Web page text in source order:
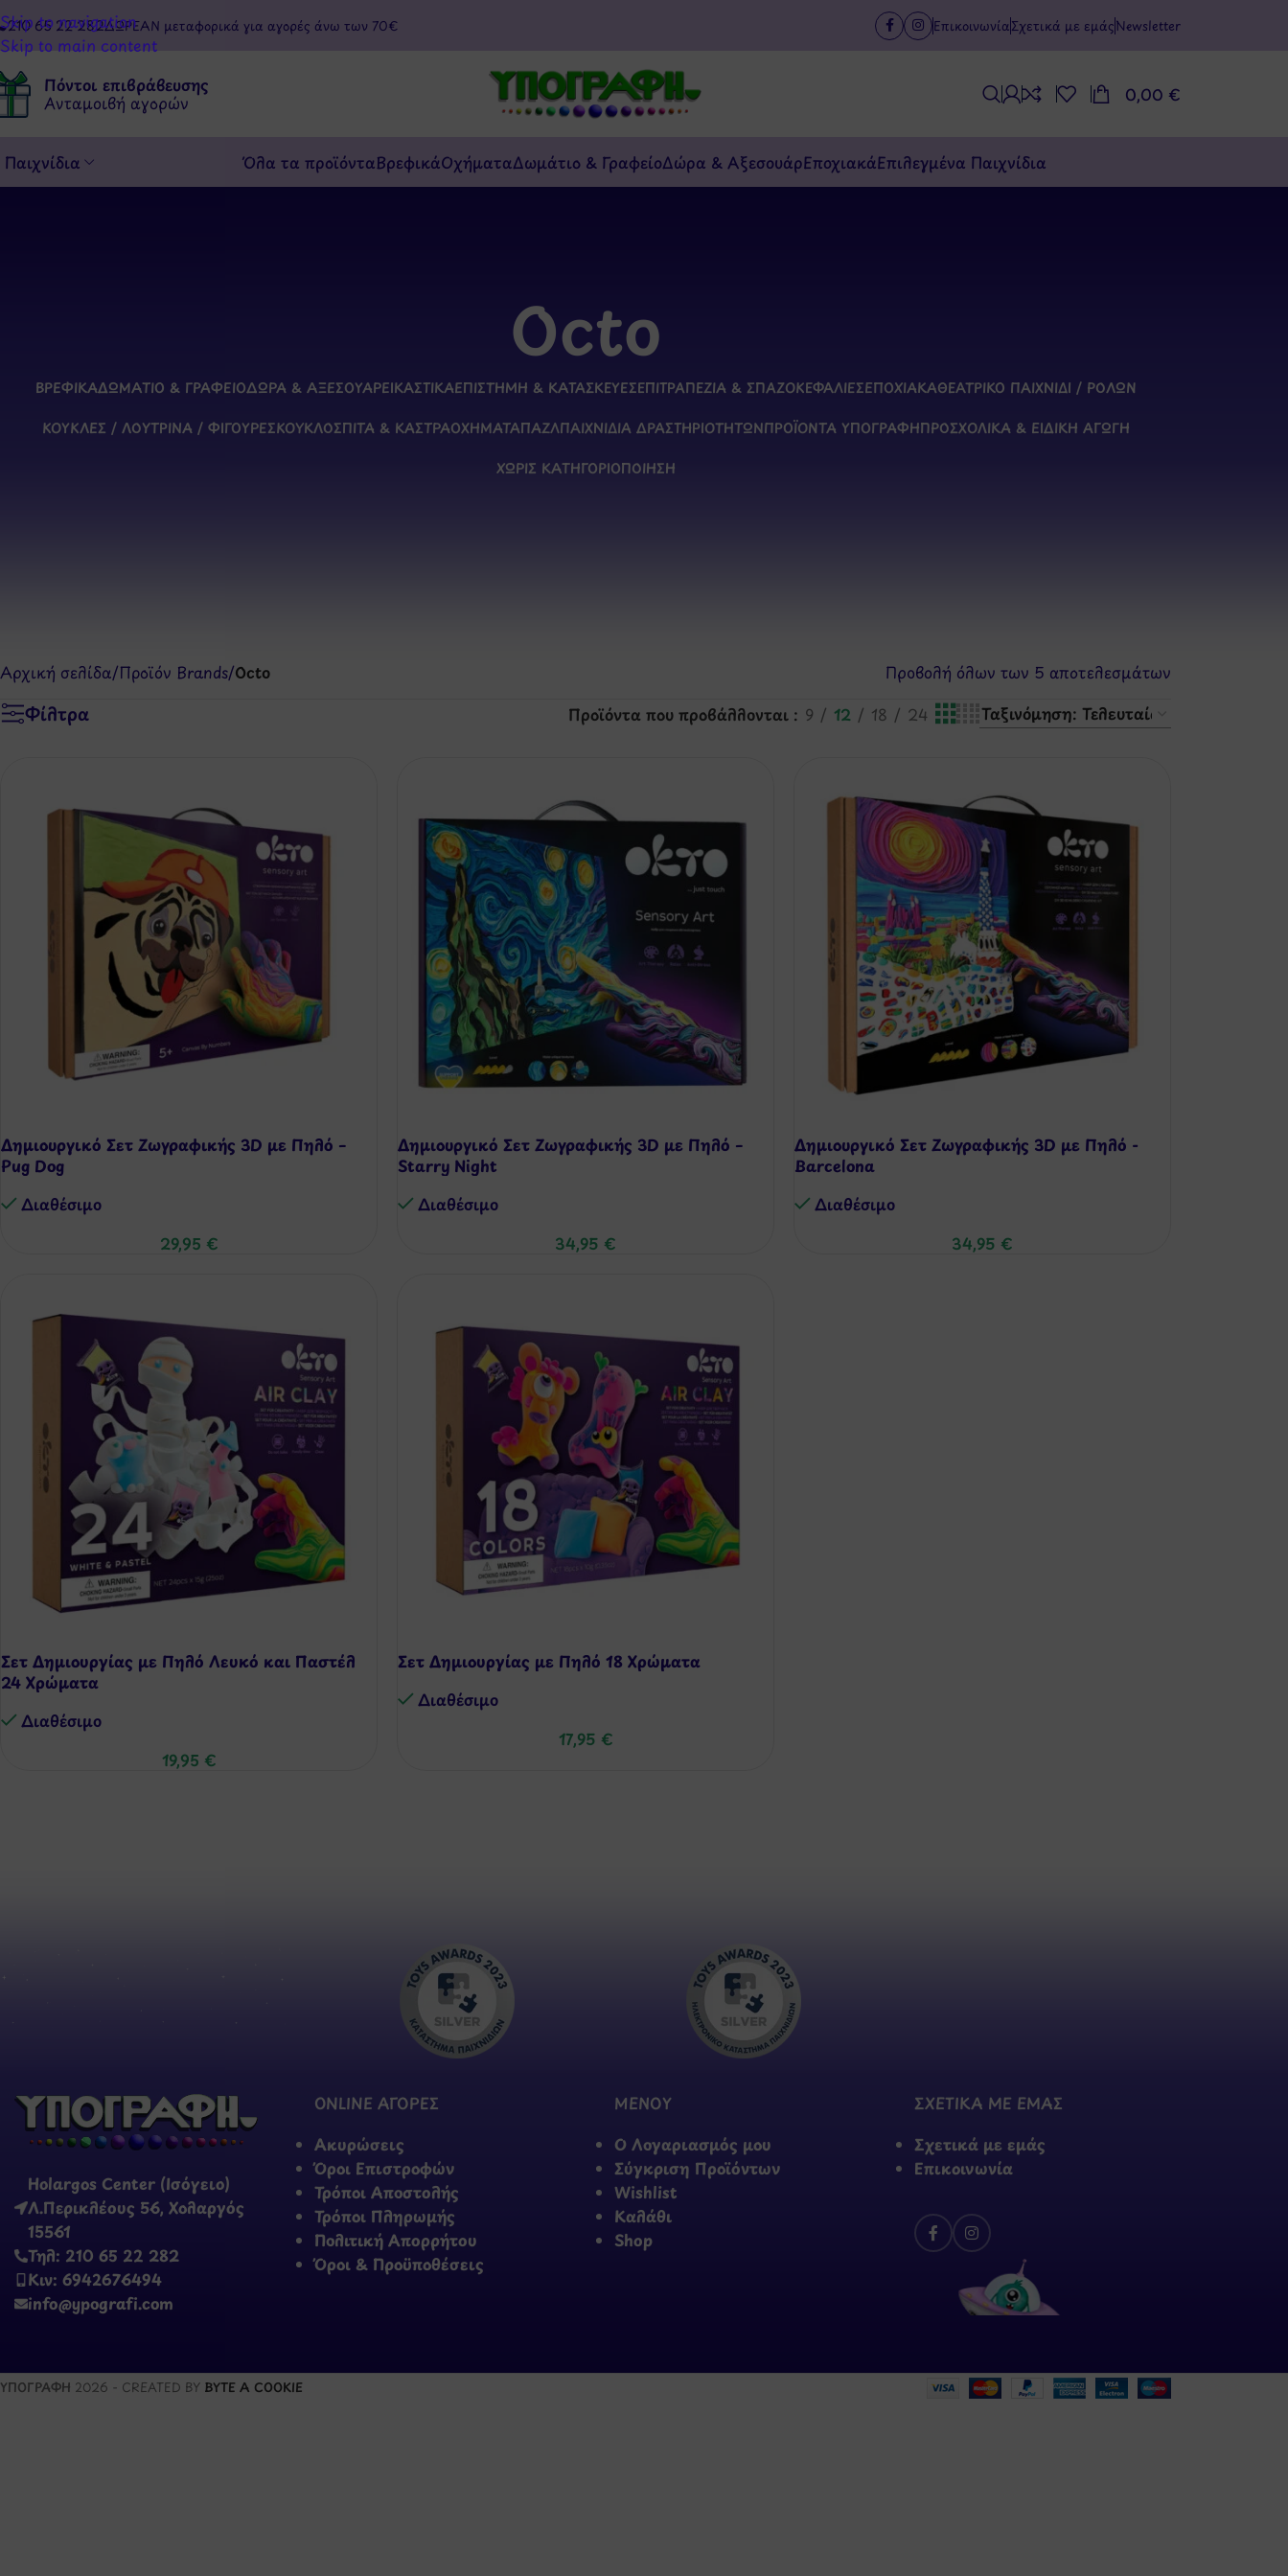
Skip to navigation
Skip to main content
210 65 22 282ΔΩΡΕΑΝ μεταφορικά για αγορές άνω των 70€ Επικοινωνία Σχετικά με εμάςNewsletter
Πόντοι επιβράβευσης
Ανταμοιβή αγορών 0,00 €
Παιχνίδια Όλα τα προϊόνταΒρεφικάΟχήματαΔωμάτιο & ΓραφείοΔώρα & ΑξεσουάρΕποχιακάΕπιλεγμένα Παιχνίδια
Octo
ΒΡΕΦΙΚΆΔΩΜΆΤΙΟ & ΓΡΑΦΕΊΟΔΏΡΑ & ΑΞΕΣΟΥΆΡΕΙΚΑΣΤΙΚΆΕΠΙΣΤΉΜΗ & ΚΑΤΑΣΚΕΥΈΣΕΠΙΤΡΑΠΈΖΙΑ & ΣΠΑΖΟΚΕΦΑΛΙΈΣΕΠΟΧΙΑΚΆΘΕΑΤΡΙΚΌ ΠΑΙΧΝΊΔΙ / ΡΌΛΩΝ
ΚΟΎΚΛΕΣ / ΛΟΎΤΡΙΝΑ / ΦΙΓΟΎΡΕΣΚΟΥΚΛΌΣΠΙΤΑ & ΚΆΣΤΡΑΟΧΉΜΑΤΑΠΑΖΛΠΑΙΧΝΊΔΙΑ ΔΡΑΣΤΗΡΙΟΤΉΤΩΝΠΡΟΪΌΝΤΑ ΥΠΟΓΡΑΦΉΠΡΟΣΧΟΛΙΚΆ & ΕΙΔΙΚΉ ΑΓΩΓΉ
ΧΩΡΊΣ ΚΑΤΗΓΟΡΙΟΠΟΊΗΣΗ
Αρχική σελίδα/Προϊόν Brands/Octo Προβολή όλων των 5 αποτελεσμάτων
Φίλτρα Προϊόντα που προβάλλονται 9 12 18 24
Δημιουργικό Σετ Ζωγραφικής 3D με Πηλό –
Pug Dog
Διαθέσιμo
29,95 €
Δημιουργικό Σετ Ζωγραφικής 3D με Πηλό –
Starry Night
Διαθέσιμo
34,95 €
Δημιουργικό Σετ Ζωγραφικής 3D με Πηλό -
Barcelona
Διαθέσιμo
34,95 €
Σετ Δημιουργίας με Πηλό Λευκό και Παστέλ
24 Χρώματα
Διαθέσιμo
19,95 €
Σετ Δημιουργίας με Πηλό 18 Χρώματα
Διαθέσιμo
17,95 €
Holargos Center (Ισόγειο)
Λ.Περικλέους 56, Χολαργός
15561
Τηλ: 210 65 22 282
Κιν: 6942676494
info@ypografi.com
ONLINE ΑΓΟΡΕΣ
Ακυρώσεις
Όροι Επιστροφών
Τρόποι Αποστολής
Τρόποι Πληρωμής
Πολιτική Απορρήτου
Όροι & Προϋποθέσεις
ΜΕΝΟΥ
Ο Λογαριασμός μου
Σύγκριση Προϊόντων
Wishlist
Καλάθι
Shop
ΣΧΕΤΙΚΑ ΜΕ ΕΜΑΣ
Σχετικά με εμάς
Επικοινωνία
ΥΠΟΓΡΑΦΗ 2026 - CREATED BY BYTE A COOKIE